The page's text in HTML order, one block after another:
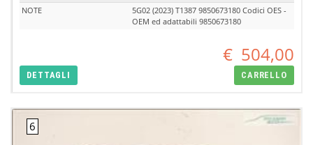
NOTE
5G02 (2023) T1387 9850673180 Codici OES -
OEM ed adattabili 9850673180
€ 504,00
DETTAGLI CARRELLO